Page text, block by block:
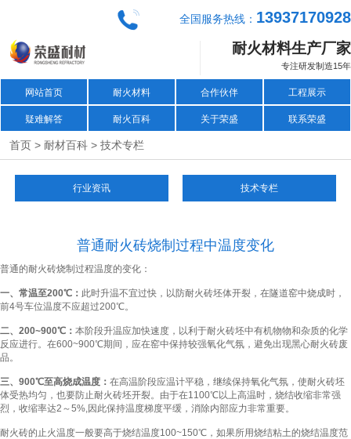
全国服务热线： 13937170928
耐火材料生产厂家
专注研发制造15年
网站首页 耐火材料 合作伙伴 工程展示
疑难解答 耐火百科 关于荣盛 联系荣盛
首页 > 耐材百科 > 技术专栏
行业资讯 技术专栏
普通耐火砖烧制过程中温度变化
普通的耐火砖烧制过程温度的变化：
一、常温至200℃： 此时升温不宜过快，以防耐火砖坯体开裂，在隧道窑中烧成时，
前4号车位温度不应超过200℃。
二、200~900℃： 本阶段升温应加快速度，以利于耐火砖坯中有机物物和杂质的化学
反应进行。在600~900℃期间，应在窑中保持较强氧化气氛，避免出现黑心耐火砖废
品。
三、900℃至高烧成温度： 在高温阶段应温计平稳，继续保持氧化气氛，使耐火砖坯
体受热均匀，也要防止耐火砖坯开裂。由于在1100℃以上高温时，烧结收缩非常强
烈，收缩率达2～5%,因此保持温度梯度平缓，消除内部应力非常重要。
耐火砖的止火温度一般要高于烧结温度100~150℃，如果所用烧结粘土的烧结温度范